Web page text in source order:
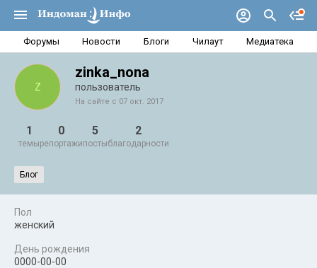
Форумы Новости Блоги Чилаут Медиатека
Z
zinka_nona
пользователь
На сайте с 07 окт. 2017
1
темы
0
репортажи
5
посты
2
благодарности
Блог
Пол
женский
День рождения
0000-00-00